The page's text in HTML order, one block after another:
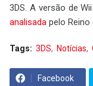
3DS. A versão de
analisada pelo Reino
Tags: 3DS Notícias
Facebook